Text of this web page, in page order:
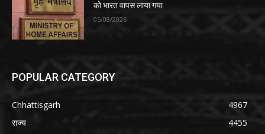
को भारत वापस लाया गया
05/08/2026
POPULAR CATEGORY
Chhattisgarh
4967
राज्य
4455